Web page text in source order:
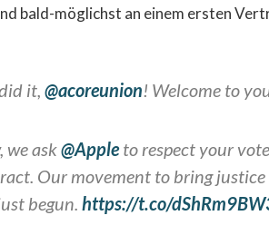
bald-möglichst an einem ersten
it, @acoreunion! Welcome to
we ask@Appleto respect your
Our movement to bring justice
begun. https://t.co/